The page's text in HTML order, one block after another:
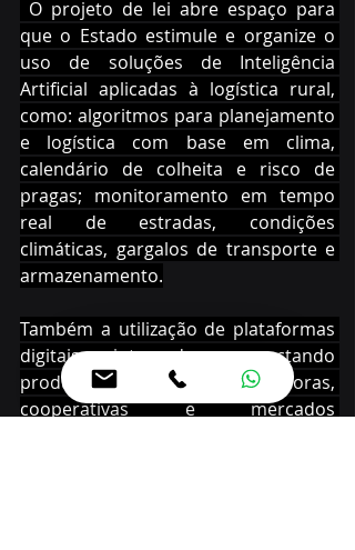
O projeto de lei abre espaço para
que o Estado estimule e organize o
uso de soluções de Inteligência
Artificial aplicadas à logística rural,
como: algoritmos para planejamento
e logística com base em clima,
calendário de colheita e risco de
pragas; monitoramento em tempo
real de estradas, condições
climáticas, gargalos de transporte e
armazenamento.
Também a utilização de plataformas
digitais integradas conectando
produtores, transportadoras,
cooperativas e mercados